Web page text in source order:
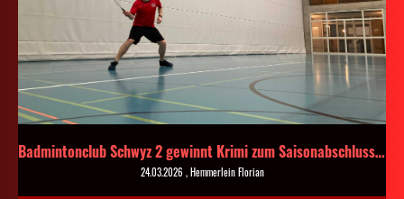
Badmintonclub Schwyz 2 gewinnt Krimi zum Saisonabschluss 🏸🔥
24.03.2026 , Hemmerlein Florian